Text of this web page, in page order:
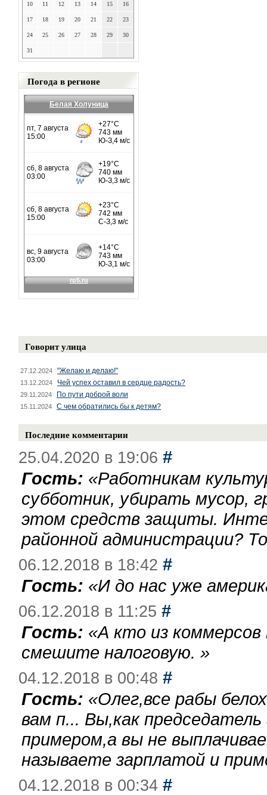
10 11 12 13 14 15 16
17 18 19 20 21 22 23
24 25 26 27 28 29 30
31
Погода в регионе
Белая Холуница
Говорит улица
27.12.2024 "Желаю и делаю!"
13.12.2024 Чей успех оставил в сердце радость?
29.11.2024 По пути доброй воли
15.11.2024 С чем обратились бы к детям?
Последние комментарии
25.04.2020 в 19:06 #
Гость: «Работникам
субботник, убирать мусор,
этом средств защиты.
районной администрации?
06.12.2018 в 18:42 #
Гость: «И до нас уже
06.12.2018 в 11:25 #
Гость: «А кто из
смешите налоговую. »
04.12.2018 в 00:48 #
Гость: «Олег,все рабы
вам п... Вы,как
примером,а вы не
называете зарплатой и
04.12.2018 в 00:34 #